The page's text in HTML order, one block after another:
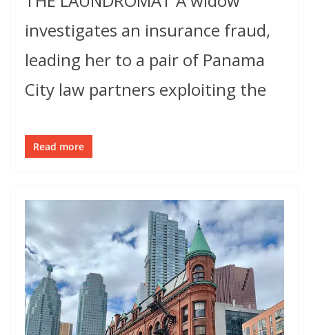
investigates an insurance fraud,
leading her to a pair of Panama
City law partners exploiting the
Read more